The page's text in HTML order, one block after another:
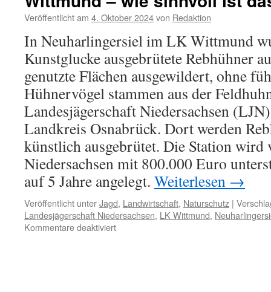
Veröffentlicht am 4. Oktober 2024von Redaktion
In Neuharlingersiel im LK Wittmund
Kunstglucke ausgebrütete Rebhühner
genutzte Flächen ausgewildert, ohne
Hühnervögel stammen aus der
Landesjägerschaft Niedersachsen
Landkreis Osnabrück. Dort werden
künstlich ausgebrütet. Die Station wird
Niedersachsen mit 800.000 Euro
auf 5 Jahre angelegt. Weiterlesen →
Veröffentlicht unterJagd, Landwirtschaft, Naturschutz |
Landesjägerschaft Niedersachsen, LK Wittmund,
Kommentare deaktiviertfür